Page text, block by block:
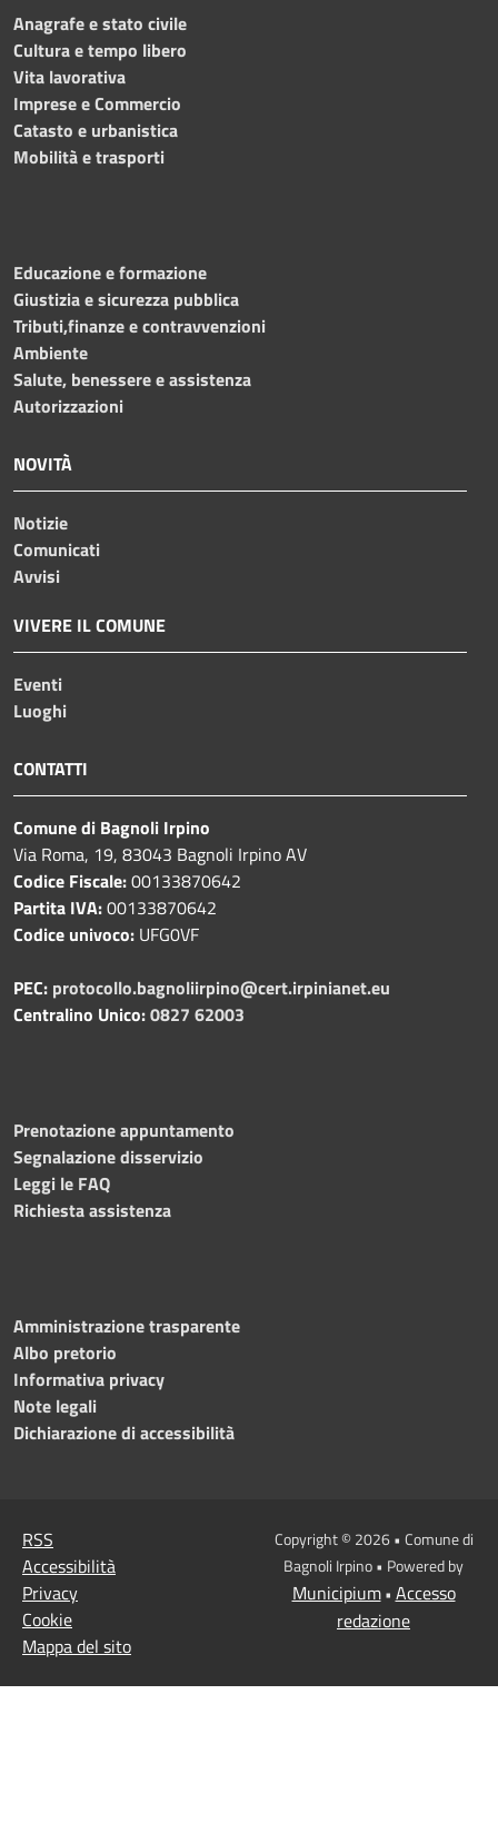
Anagrafe e stato civile
Cultura e tempo libero
Vita lavorativa
Imprese e Commercio
Catasto e urbanistica
Mobilità e trasporti
Educazione e formazione
Giustizia e sicurezza pubblica
Tributi,finanze e contravvenzioni
Ambiente
Salute, benessere e assistenza
Autorizzazioni
NOVITÀ
Notizie
Comunicati
Avvisi
VIVERE IL COMUNE
Eventi
Luoghi
CONTATTI
Comune di Bagnoli Irpino
Via Roma, 19, 83043 Bagnoli Irpino AV
Codice Fiscale:00133870642
Partita IVA:00133870642
Codice univoco: UFG0VF
PEC: protocollo.bagnoliirpino@cert.irpinianet.eu
Centralino Unico:0827 62003
Prenotazione appuntamento
Segnalazione disservizio
Leggi le FAQ
Richiesta assistenza
Amministrazione trasparente
Albo pretorio
Informativa privacy
Note legali
Dichiarazione di accessibilità
RSS
Accessibilità
Privacy
Cookie
Mappa del sito
Copyright © 2026 • Comune di
Bagnoli Irpino • Powered by
Municipium• Accesso
redazione